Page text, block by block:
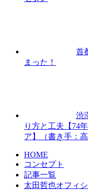
首
まった！
渋
り方と工夫【74
ア】（書き手：高
HOME
コンセプト
記事一覧
太田哲也オフィ